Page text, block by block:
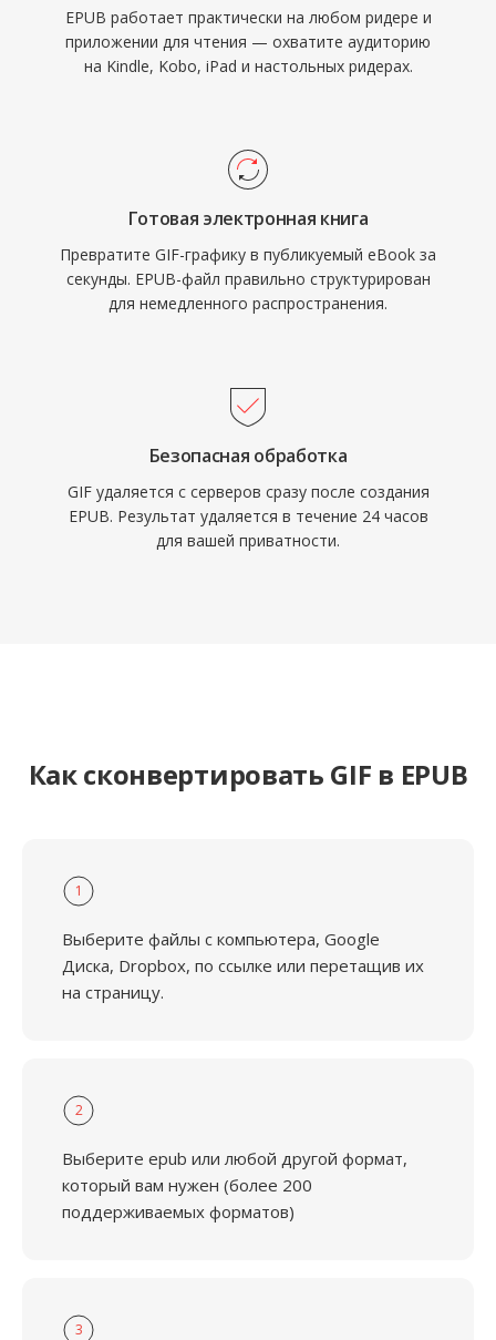
EPUB работает практически на любом ридере и
приложении для чтения — охватите аудиторию
на Kindle, Kobo, iPad и настольных ридерах.
Готовая электронная книга
Превратите GIF-графику в публикуемый eBook за
секунды. EPUB-файл правильно структурирован
для немедленного распространения.
Безопасная обработка
GIF удаляется с серверов сразу после создания
EPUB. Результат удаляется в течение 24 часов
для вашей приватности.
Как сконвертировать GIF в EPUB
1
Выберите файлы с компьютера, Google
Диска, Dropbox, по ссылке или перетащив их
на страницу.
2
Выберите epub или любой другой формат,
который вам нужен (более 200
поддерживаемых форматов)
3